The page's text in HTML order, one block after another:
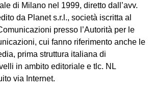
di Milano nel 1999, diretto dall’avv.
da Planet s.r.l., società iscritta al
presso l’Autorità per le
cui fanno riferimento anche le
prima struttura italiana di
in ambito editoriale e tlc. NL
via Internet.